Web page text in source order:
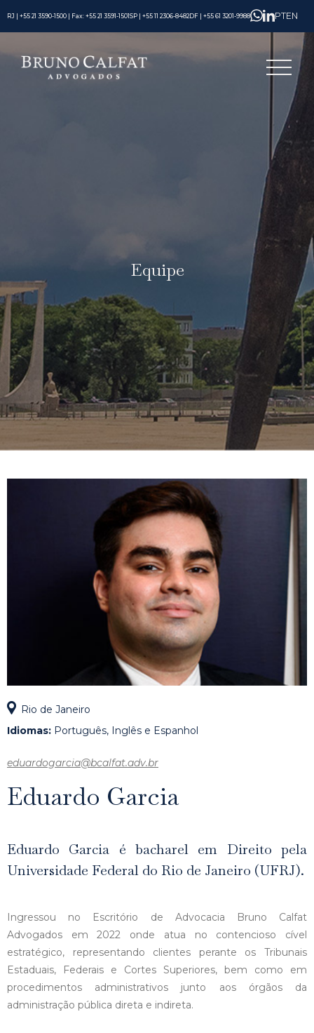
RJ | +55 21 3590-1500 | Fax: +55 21 3591-1501SP | +55 11 2306-8482 DF | +55 61 3201-9988 PTEN
Equipe
Rio de Janeiro
Idiomas: Português, Inglês e Espanhol
eduardogarcia@bcalfat.adv.br
Eduardo Garcia
Eduardo Garcia é bacharel em Direito pela
Universidade Federal do Rio de Janeiro (UFRJ).
Ingressou no Escritório de Advocacia Bruno Calfat
Advogados em 2022 onde atua no contencioso cível
estratégico, representando clientes perante os Tribunais
Estaduais, Federais e Cortes Superiores, bem como em
procedimentos administrativos junto aos órgãos da
administração pública direta e indireta.